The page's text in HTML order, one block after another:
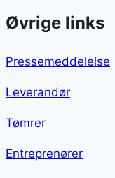
Øvrige links
Pressemeddelelse
Leverandør
Tømrer
Entreprenører